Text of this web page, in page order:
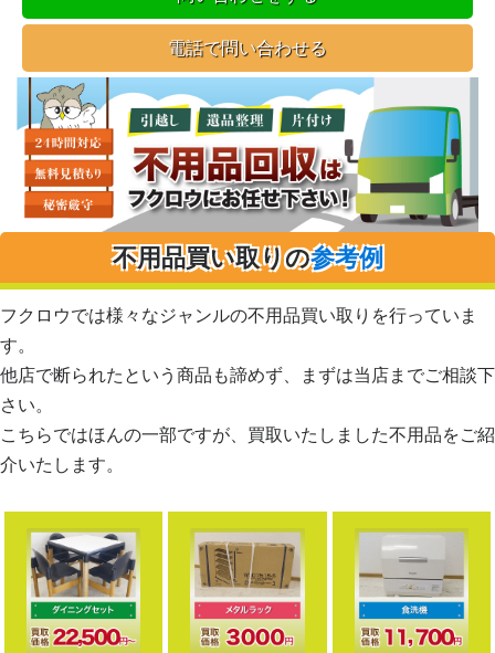
電話で問い合わせる
不用品買い取りの参考例
フクロウでは様々なジャンルの不用品買い取りを行っていま
す。
他店で断られたという商品も諦めず、まずは当店までご相談下
さい。
こちらではほんの一部ですが、買取いたしました不用品をご紹
介いたします。